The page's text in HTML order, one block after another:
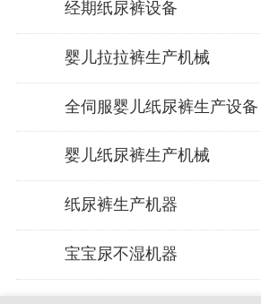
经期纸尿裤设备
婴儿拉拉裤生产机械
全伺服婴儿纸尿裤生产设备
婴儿纸尿裤生产机械
纸尿裤生产机器
宝宝尿不湿机器